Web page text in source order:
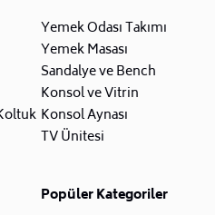
Yemek Odası Takımı
Yemek Masası
Sandalye ve Bench
Konsol ve Vitrin
Konsol Aynası
TV Ünitesi
Popüler Kategoriler